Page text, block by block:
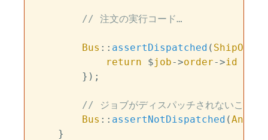
// 注文の実行コード…
Bus :: assertDispatched ( ShipOrder
return $job->order->id
        });
// ジョブがディスパッチされないことを
Bus :: assertNotDispatched (
    }